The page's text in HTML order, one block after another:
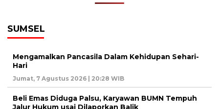
SUMSEL
Mengamalkan Pancasila Dalam Kehidupan Sehari-
Hari
Jumat, 7 Agustus 2026 | 20:28 WIB
Beli Emas Diduga Palsu, Karyawan BUMN Tempuh
Jalur Hukum usai Dilaporkan Balik